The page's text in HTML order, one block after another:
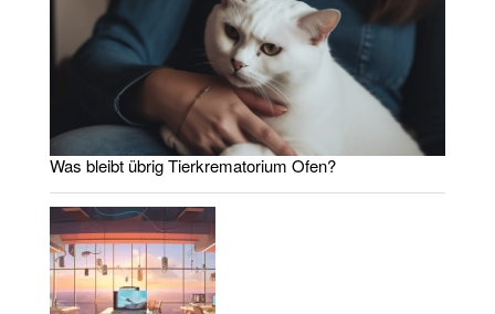
Was bleibt übrig Tierkrematorium Ofen?